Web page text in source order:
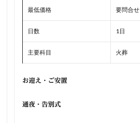
最低価格 要問合せ
日数 1日
主要科目 火葬
お迎え・ご安置
通夜・告別式